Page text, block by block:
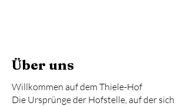
Über uns
Willkommen auf dem Thiele-Hof
Die Ursprünge der Hofstelle, auf der sich